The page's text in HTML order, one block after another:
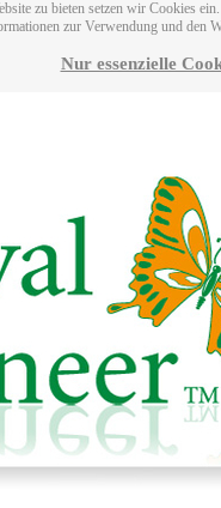
zu bieten setzen wir Cookies
zur Verwendung und den
Nur essenzielle